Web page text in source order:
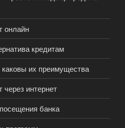
онлайн
кредитам
их преимущества
через интернет
банка